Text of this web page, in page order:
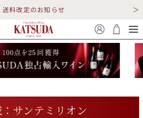
送料改定のお知らせ
ング ン
RP100
点
サンテミリオン